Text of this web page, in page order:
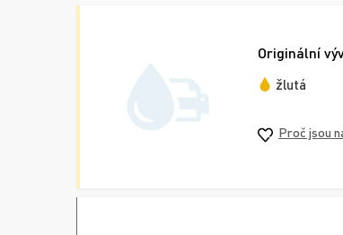
Originální
žlutá
Proč jsou